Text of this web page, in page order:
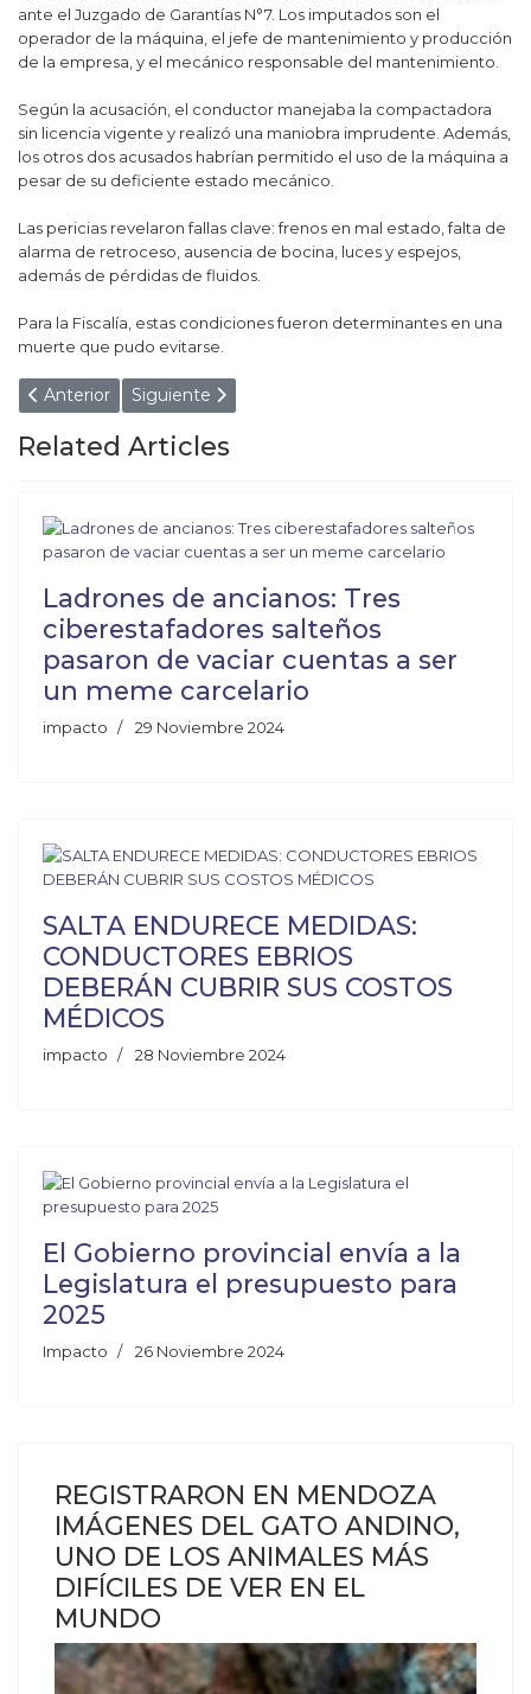
ante el Juzgado de Garantías N°7. Los imputados son el
operador de la máquina, el jefe de mantenimiento y producción
de la empresa, y el mecánico responsable del mantenimiento.
Según la acusación, el conductor manejaba la compactadora
sin licencia vigente y realizó una maniobra imprudente. Además,
los otros dos acusados habrían permitido el uso de la máquina a
pesar de su deficiente estado mecánico.
Las pericias revelaron fallas clave: frenos en mal estado, falta de
alarma de retroceso, ausencia de bocina, luces y espejos,
además de pérdidas de fluidos.
Para la Fiscalía, estas condiciones fueron determinantes en una
muerte que pudo evitarse.
Artículo anterior: EL CHAQUEÑO CRUZÓ A RIAL LUEGO
Anterior Artículo siguiente: ¡DE LA DROGA A LAS
Siguiente
Related Articles
Ladrones de ancianos: Tres
ciberestafadores salteños
pasaron de vaciar cuentas a ser
un meme carcelario
impacto 29 Noviembre 2024
SALTA ENDURECE MEDIDAS:
CONDUCTORES EBRIOS
DEBERÁN CUBRIR SUS COSTOS
MÉDICOS
impacto 28 Noviembre 2024
El Gobierno provincial envía a la
Legislatura el presupuesto para
2025
Impacto 26 Noviembre 2024
REGISTRARON EN MENDOZA
IMÁGENES DEL GATO ANDINO,
UNO DE LOS ANIMALES MÁS
DIFÍCILES DE VER EN EL
MUNDO